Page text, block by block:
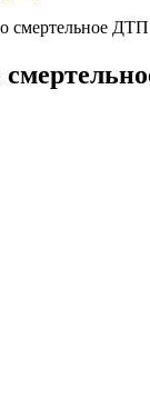
смертельное ДТП